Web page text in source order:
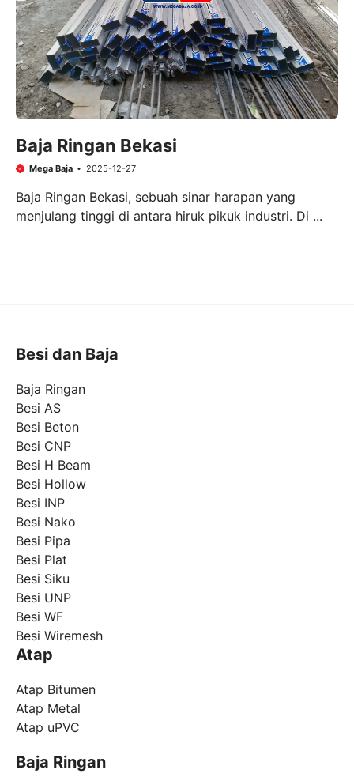
Baja Ringan Bekasi
Mega Baja 2025-12-27
Baja Ringan Bekasi, sebuah sinar harapan yang
menjulang tinggi di antara hiruk pikuk industri. Di ...
Besi dan Baja
Baja Ringan
Besi AS
Besi Beton
Besi CNP
Besi H Beam
Besi Hollow
Besi INP
Besi Nako
Besi Pipa
Besi Plat
Besi Siku
Besi UNP
Besi WF
Besi Wiremesh
Atap
Atap Bitumen
Atap Metal
Atap uPVC
Baja Ringan